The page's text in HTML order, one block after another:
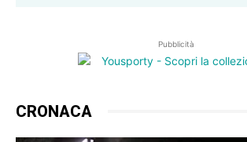
Pubblicità
CRONACA